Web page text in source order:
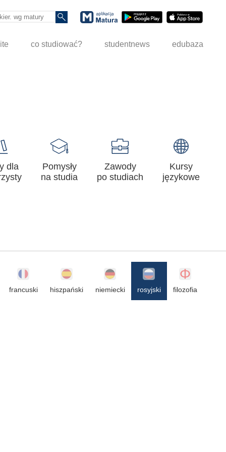
co studiować? studentnews edubaza
dla
Pomysły
na studia
Zawody
po studiach
Kursy
językowe
francuski hiszpański niemiecki rosyjski filozofia